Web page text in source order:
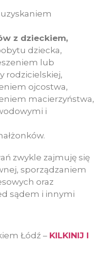
z dzieckiem,
dziecka,
lub
rodzicielskiej,
ojcostwa,
macierzyństwa,
i
zwykle zajmuję się
sporządzaniem
oraz
sądem i innymi
Łódź – KILKINIJ I